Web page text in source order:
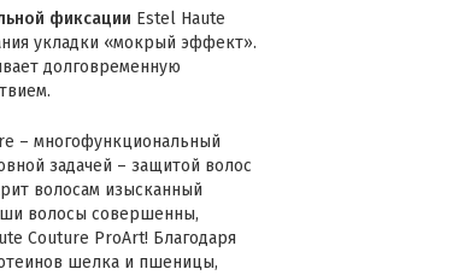
фиксации Estel Haute
укладки «мокрый эффект».
долговременную
– многофункциональный
задачей – защитой волос
волосам изысканный
волосы совершенны,
Couture ProArt! Благодаря
шелка и пшеницы,